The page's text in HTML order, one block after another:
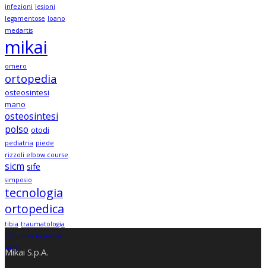
infezioni lesioni
legamentose loano
medartis
mikai
omero
ortopedia
osteosintesi
mano
osteosintesi
polso otodi
pediatria piede
rizzoli elbow course
sicm sife
simposio
tecnologia
ortopedica
tibia traumatologia
del polso urgenza
wrist
Mikai S.p.A.